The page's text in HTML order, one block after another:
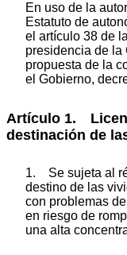
En uso de la
Estatuto de
el artículo 38 de
presidencia de la
propuesta de la
el Gobierno,
Artículo 1.
destinación de
1. Se sujeta al
destino de las
con problemas
en riesgo de
una alta